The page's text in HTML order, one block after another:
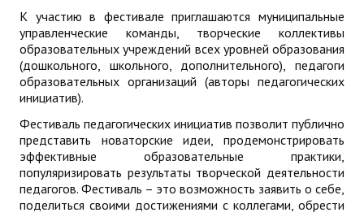
ДПО
Профессиональная переподготовка
КОНТАКТЫ
К участию в фестивале приглашаются муниципальные
управленческие команды, творческие коллективы
образовательных учреждений всех уровней образования
(дошкольного, школьного, дополнительного), педагоги
образовательных организаций (авторы педагогических
инициатив).
Фестиваль педагогических инициатив позволит публично
представить новаторские идеи, продемонстрировать
эффективные образовательные практики,
популяризировать результаты творческой деятельности
педагогов. Фестиваль – это возможность заявить о себе,
поделиться своими достижениями с коллегами, обрести